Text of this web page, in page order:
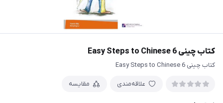
کتاب چینی Easy Steps to Chinese 6
کتاب چینی Easy Steps to Chinese 6
علاقه‌مندی مقایسه